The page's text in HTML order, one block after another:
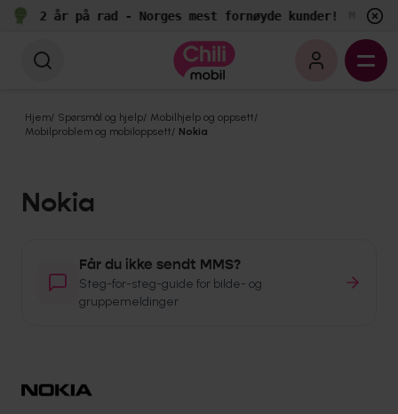
2 år på rad - Norges mest fornøyde kunder! Målt av
Hjem/ Spørsmål og hjelp/ Mobilhjelp og oppsett/
Mobilproblem og mobiloppsett/ Nokia
Nokia
Får du ikke sendt MMS?
Steg-for-steg-guide for bilde- og
gruppemeldinger